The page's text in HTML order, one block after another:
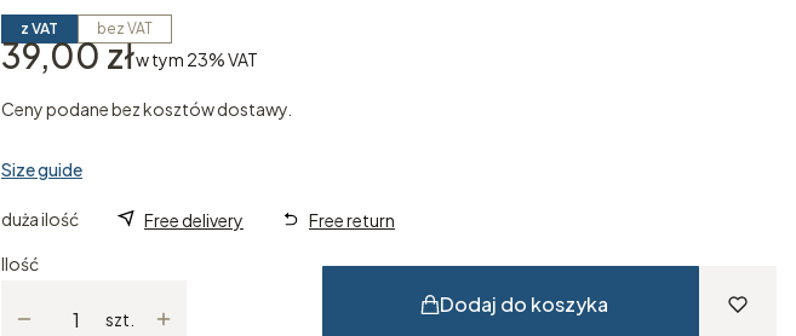
z VAT bez VAT
Cena
39,00 złw tym 23% VAT
w tym 23%VAT
Ceny podane bez kosztów dostawy.
Size guide
duża ilość Free delivery
Free return
Ilość
szt.
Dodaj do koszyka